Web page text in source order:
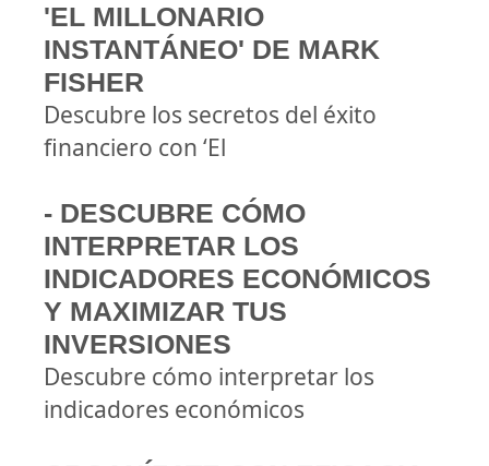
'EL MILLONARIO
INSTANTÁNEO' DE MARK
FISHER
Descubre los secretos del éxito
financiero con ‘El
- DESCUBRE CÓMO
INTERPRETAR LOS
INDICADORES ECONÓMICOS
Y MAXIMIZAR TUS
INVERSIONES
Descubre cómo interpretar los
indicadores económicos